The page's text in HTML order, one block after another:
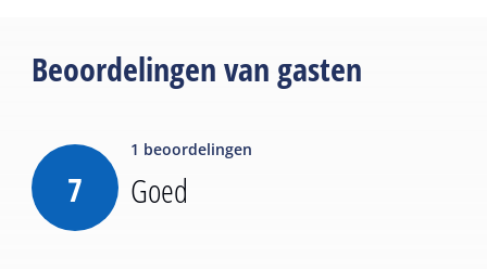
Beoordelingen van gasten
7
1 beoordelingen
Goed